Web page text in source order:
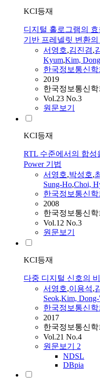
KCI등재
디지털 홀로그램의
기반 프레넬릿 변환의
서영호,김진겸,
Kyum,Kim,
한국정보통신학
2019
한국정보통신학
Vol.23 No.3
원문보기
KCI등재
RTL 수준에서의 합성
Power 기법
서영호,박성호,
Sung-Ho,Choi,
한국정보통신학
2008
한국정보통신학
Vol.12 No.3
원문보기
KCI등재
다중 디지털 신호의
서영호,이용석,
Seok,Kim,
한국정보통신학
2017
한국정보통신학
Vol.21 No.4
원문보기 2
NDSL
DBpia